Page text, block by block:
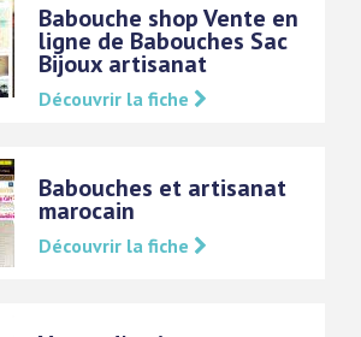
Babouche shop Vente en
ligne de Babouches Sac
Bijoux artisanat
Découvrir la fiche
Babouches et artisanat
marocain
Découvrir la fiche